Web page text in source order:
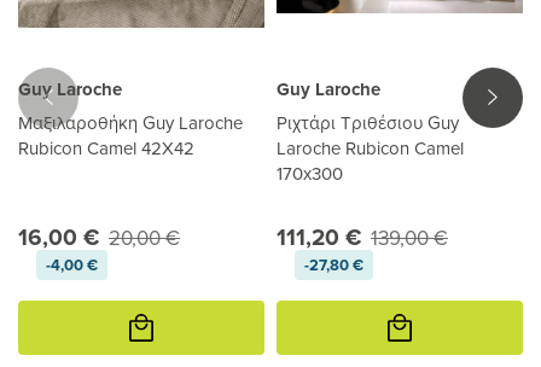
Guy Laroche
Μαξιλαροθήκη Guy Laroche
Rubicon Camel 42X42
16,00 € 20,00 €
-4,00 €
Προσθήκη
καλάθι
Guy Laroche
Ριχτάρι Τριθέσιου Guy
Laroche Rubicon Camel
170x300
111,20 € 139,00 €
-27,80 €
Προσθήκη
καλάθι